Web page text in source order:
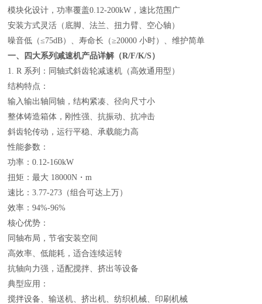
模块化设计，功率覆盖0.12-200kW，速比范围广
安装方式灵活（底脚、法兰、扭力臂、空心轴）
噪音低（≤75dB）、寿命长（≥20000 小时）、维护简单
一、四大系列减速机产品详解（R/F/K/S）
1. R 系列：同轴式斜齿轮减速机（高效通用型）
结构特点：
输入输出轴同轴，结构紧凑、径向尺寸小
整体铸造箱体，刚性强、抗振动、抗冲击
斜齿轮传动，运行平稳、承载能力高
性能参数：
功率：0.12-160kW
扭矩：最大 18000N・m
速比：3.77-273（组合可达上万）
效率：94%-96%
核心优势：
同轴布局，节省安装空间
高效率、低能耗，适合连续运转
抗轴向力强，适配搅拌、挤出等设备
典型应用：
搅拌设备、输送机、挤出机、纺织机械、印刷机械